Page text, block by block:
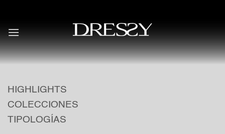
content
HIGHLIGHTS
COLECCIONES
TIPOLOGÍAS